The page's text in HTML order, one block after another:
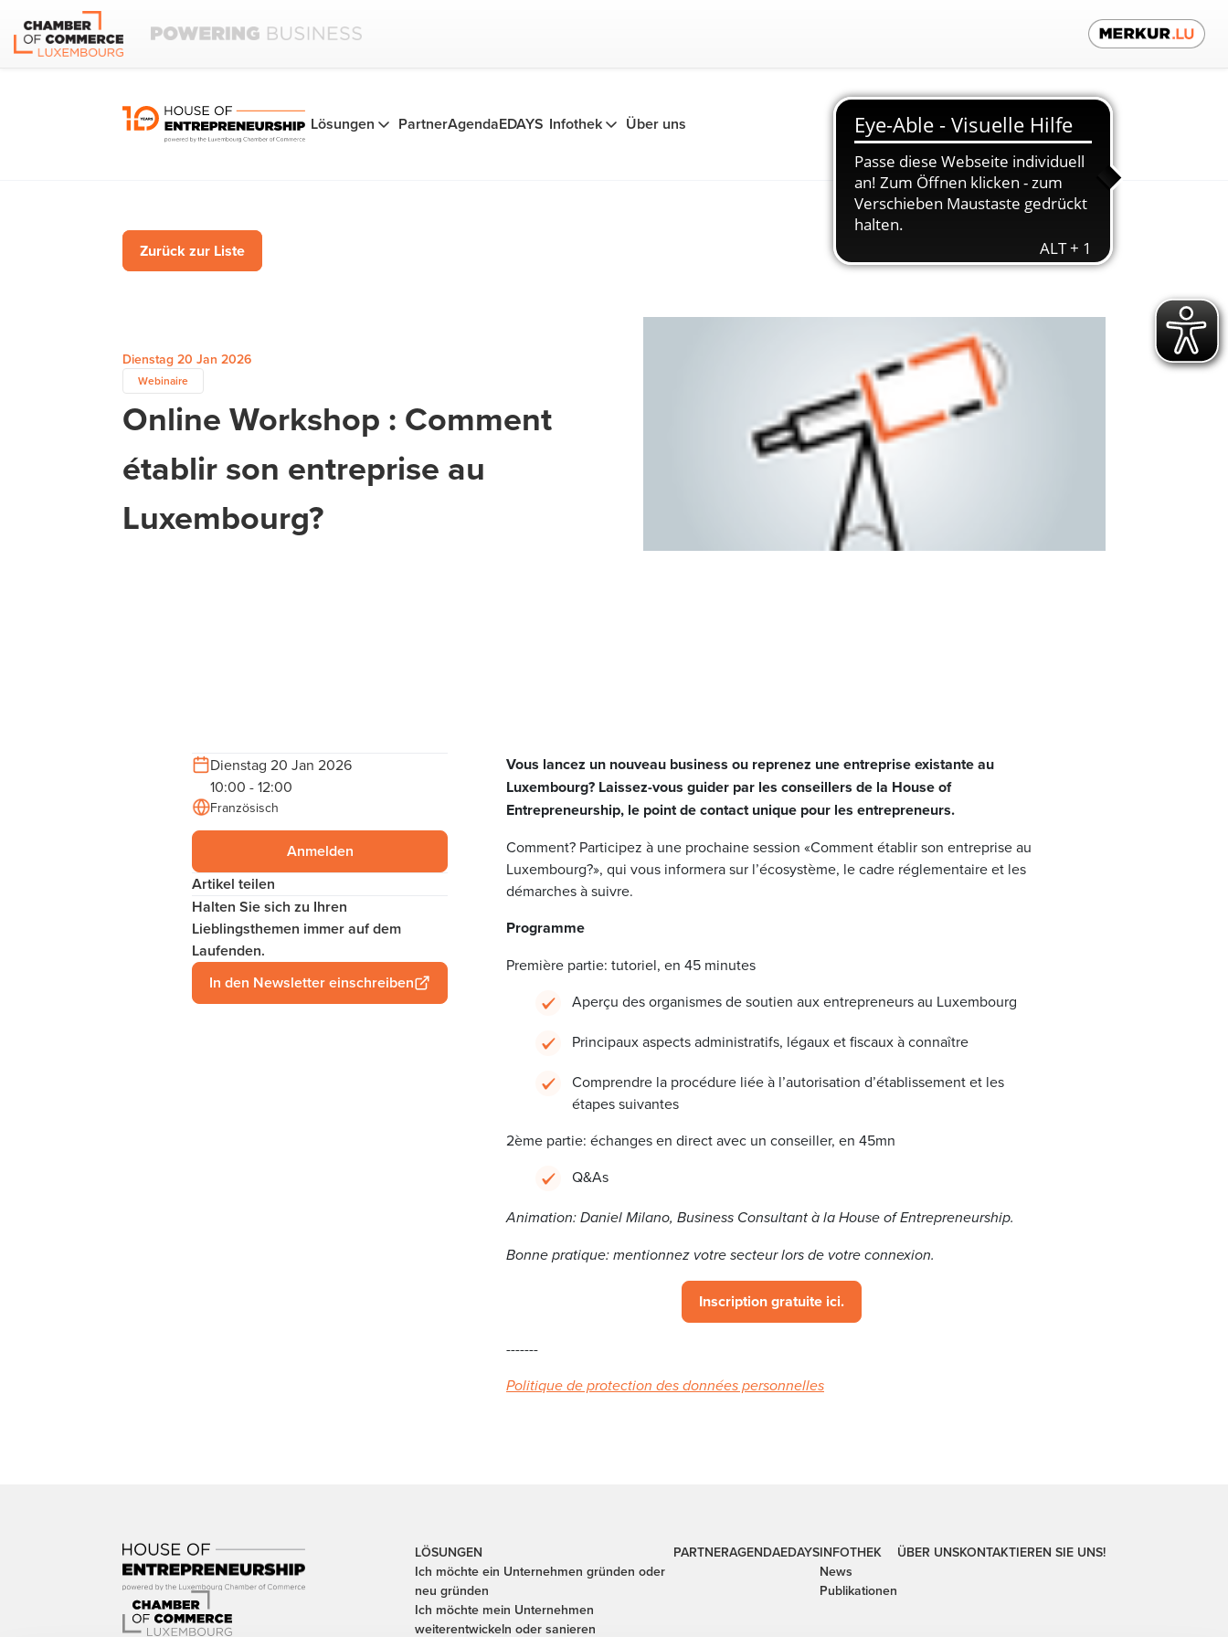
Lösungen PartnerAgendaEDAYS Infothek Über uns Kontaktieren Sie uns!
Zurück zur Liste
Dienstag 20 Jan 2026
Webinaire
Online Workshop : Comment
établir son entreprise au
Luxembourg?
Dienstag 20 Jan 2026
10:00 - 12:00
Französisch
Anmelden
Artikel teilen
Halten Sie sich zu Ihren
Lieblingsthemen immer auf dem
Laufenden.
In den Newsletter einschreiben
Vous lancez un nouveau business ou reprenez une entreprise existante au
Luxembourg? Laissez-vous guider par les conseillers de la House of
Entrepreneurship, le point de contact unique pour les entrepreneurs.
Comment? Participez à une prochaine session «Comment établir son entreprise au
Luxembourg?», qui vous informera sur l’écosystème, le cadre réglementaire et les
démarches à suivre.
Programme
Première partie: tutoriel, en 45 minutes
Aperçu des organismes de soutien aux entrepreneurs au Luxembourg
Principaux aspects administratifs, légaux et fiscaux à connaître
Comprendre la procédure liée à l’autorisation d’établissement et les
étapes suivantes
2ème partie: échanges en direct avec un conseiller, en 45mn
Q&As
Animation: Daniel Milano, Business Consultant à la House of Entrepreneurship.
Bonne pratique: mentionnez votre secteur lors de votre connexion.
Inscription gratuite ici.
-------
Politique de protection des données personnelles
LÖSUNGEN
Ich möchte ein Unternehmen gründen oder
neu gründen
Ich möchte mein Unternehmen
weiterentwickeln oder sanieren
PARTNERAGENDAEDAYSINFOTHEK
News
Publikationen
ÜBER UNSKONTAKTIEREN SIE UNS!